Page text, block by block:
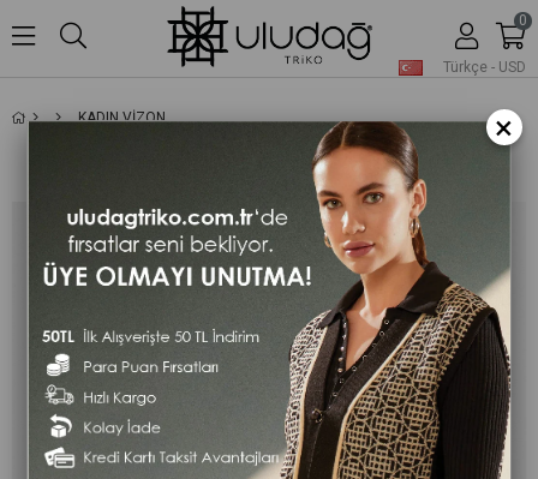
Türkçe - USD
0
KADIN VIZON ÇIÇEK DESENLI CEPLI V YAKA MEVSIMLIK TRIKO ANNE YELEK ×